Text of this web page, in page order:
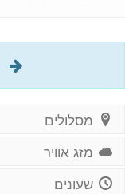
מסלולים
מזג אוויר
שעונים